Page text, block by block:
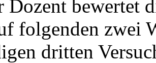
Dozent bewertet
folgenden zwei
dritten